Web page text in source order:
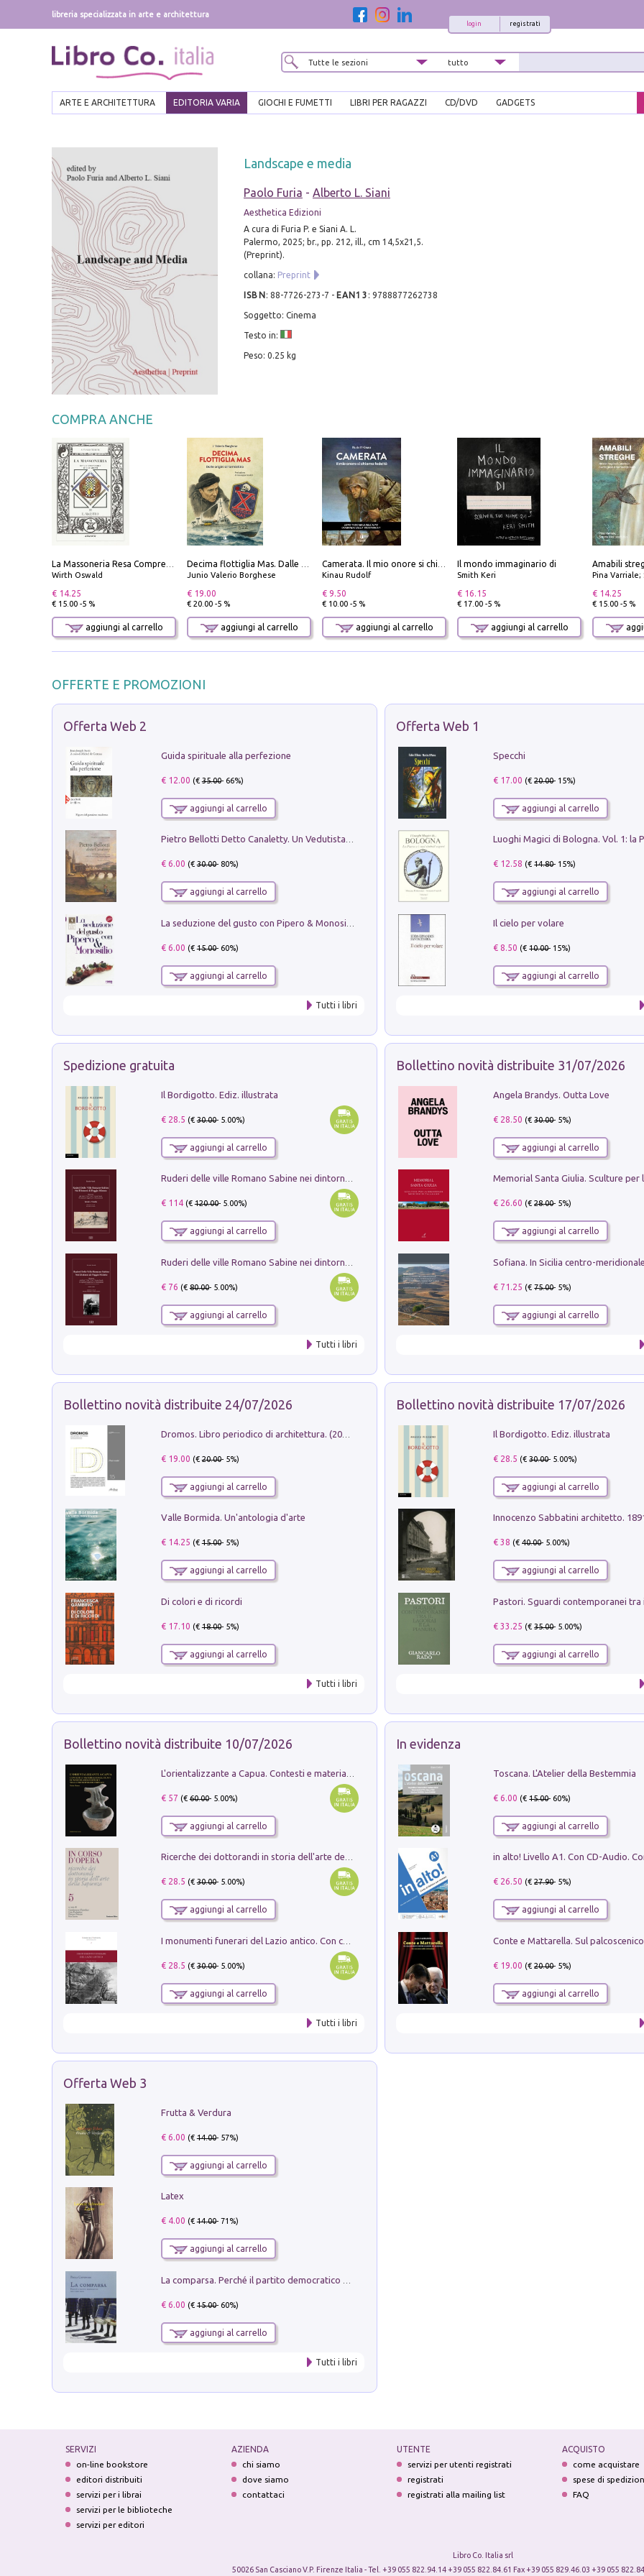
libreria specializzata in arte e architettura
registrati
login
ARTE E ARCHITETTURA EDITORIA VARIA GIOCHI E FUMETTI LIBRI PER RAGAZZI CD/DVD GADGETS
Landscape e media
Paolo Furia - Alberto L. Siani
Aesthetica Edizioni
A cura di Furia P. e Siani A. L.
Palermo, 2025; br., pp. 212, ill., cm 14,5x21,5.
(Preprint).
collana: Preprint
ISBN : 88-7726-273-7 - EAN13 : 9788877262738
Soggetto: Cinema
Testo in:
Peso: 0.25 kg
COMPRA ANCHE
La Massoneria Resa Comprensibile ai Suoi Adepti. Vol. 3: il Maestro.
Wirth Oswald
€ 14.25
€ 15.00 -5 %
aggiungi al carrello
Decima flottiglia Mas. Dalle origini all'armistizio
Junio Valerio Borghese
€ 19.00
€ 20.00 -5 %
aggiungi al carrello
Camerata. Il mio onore si chiama fedeltà
Kinau Rudolf
€ 9.50
€ 10.00 -5 %
aggiungi al carrello
Il mondo immaginario di
Smith Keri
€ 16.15
€ 17.00 -5 %
aggiungi al carrello
Pina Varriale;
€ 14.25
€ 15.00 -5 %
OFFERTE E PROMOZIONI
Offerta Web 2
Guida spirituale alla perfezione
€ 12.00 (€35.00- 66%)
aggiungi al carrello
Pietro Bellotti Detto Canaletty. Un Vedutista Veneziano nella Francia dell'Ancien Régime
€ 6.00 (€30.00- 80%)
aggiungi al carrello
€ 6.00 (€15.00- 60%)
aggiungi al carrello
Tutti i libri
Offerta Web 1
Specchi
€ 17.00 (€20.00- 15%)
aggiungi al carrello
€ 12.58 (€14.80- 15%)
aggiungi al carrello
Il cielo per volare
€ 8.50 (€10.00- 15%)
aggiungi al carrello
Spedizione gratuita
Il Bordigotto. Ediz. illustrata
€ 28.5 (€30.00- 5.00%)
aggiungi al carrello
Ruderi delle ville Romano Sabine nei dintorni di Poggio Mirteto. Illustrati dal dott.re prof.re cav.re Ercole Nardi regio ispettore degli scavi e monumenti. Anno 1885. Tavole e studio. Con 25 tavole fuori testo in cartella editoriale
€ 114(€120.00- 5.00%)
aggiungi al carrello
€ 76 (€80.00- 5.00%)
aggiungi al carrello
Tutti i libri
Bollettino novità distribuite 31/07/2026
Angela Brandys. Outta Love
€ 28.50 (€30.00- 5%)
aggiungi al carrello
€ 26.60 (€28.00- 5%)
aggiungi al carrello
€ 71.25 (€75.00- 5%)
aggiungi al carrello
Bollettino novità distribuite 24/07/2026
Dromos. Libro periodico di architettura. (2026). Vol. 15: Post-model
€ 19.00 (€20.00- 5%)
aggiungi al carrello
Valle Bormida. Un'antologia d'arte
€ 14.25 (€15.00- 5%)
aggiungi al carrello
Di colori e di ricordi
€ 17.10 (€18.00- 5%)
aggiungi al carrello
Tutti i libri
Bollettino novità distribuite 17/07/2026
Il Bordigotto. Ediz. illustrata
€ 28.5 (€30.00- 5.00%)
aggiungi al carrello
Innocenzo Sabbatini architetto.
€ 38 (€40.00- 5.00%)
aggiungi al carrello
€ 33.25 (€35.00- 5.00%)
aggiungi al carrello
Bollettino novità distribuite 10/07/2026
€ 57 (€60.00- 5.00%)
aggiungi al carrello
Ricerche dei dottorandi in storia dell'arte della Sapienza
€ 28.5 (€30.00- 5.00%)
aggiungi al carrello
I monumenti funerari del Lazio antico. Con cartella con tavole
€ 28.5 (€30.00- 5.00%)
aggiungi al carrello
Tutti i libri
In evidenza
Toscana. L'Atelier della Bestemmia
€ 6.00 (€15.00- 60%)
aggiungi al carrello
€ 26.50 (€27.90- 5%)
aggiungi al carrello
€ 19.00 (€20.00- 5%)
aggiungi al carrello
Offerta Web 3
Frutta & Verdura
€ 6.00 (€14.00- 57%)
aggiungi al carrello
Latex
€ 4.00 (€14.00- 71%)
aggiungi al carrello
€ 6.00 (€15.00- 60%)
aggiungi al carrello
Tutti i libri
SERVIZI
on-line bookstore
editori distribuiti
servizi per i librai
servizi per le biblioteche
servizi per editori
AZIENDA
chi siamo
dove siamo
contattaci
UTENTE
servizi per utenti registrati
registrati
registrati alla mailing list
ACQUISTO
come acquistare
spese di
FAQ
Libro Co. Italia srl
50026 San Casciano V.P. Firenze Italia - Tel. +39 055 822.94.14 +39 055 822.84.61 Fax +39 055 829.46.03 +39 055